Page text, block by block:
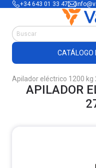
+34 643 01 33 47
CATÁLOGO
Productos
Apilador eléctrico 1200 kg
APILADOR